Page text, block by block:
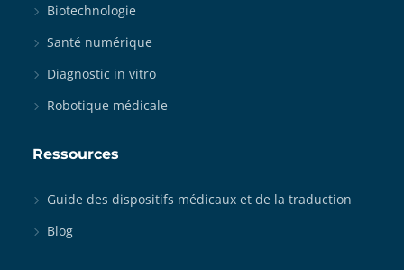
Biotechnologie
Santé numérique
Diagnostic in vitro
Robotique médicale
Ressources
Guide des dispositifs médicaux et de la traduction
Blog